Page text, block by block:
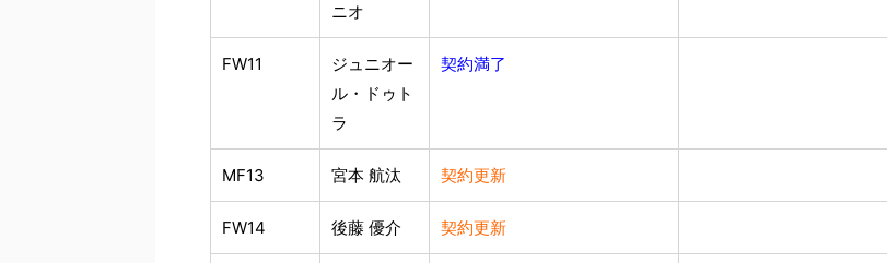
ニオ
FW11
ジュニオー
ル・ドゥト
ラ
契約満了
MF13 宮本 航汰 契約更新
FW14 後藤 優介 契約更新